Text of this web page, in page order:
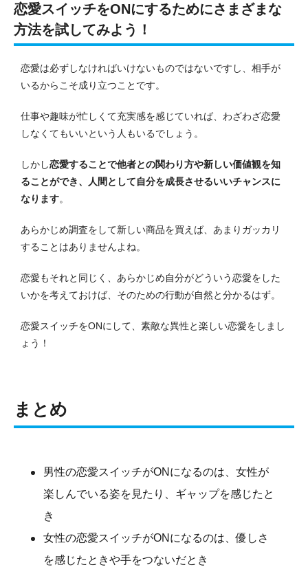
恋愛スイッチをONにするためにさまざまな
方法を試してみよう！
恋愛は必ずしなければいけないものではないですし、相手が
いるからこそ成り立つことです。
仕事や趣味が忙しくて充実感を感じていれば、わざわざ恋愛
しなくてもいいという人もいるでしょう。
しかし恋愛することで他者との関わり方や新しい価値観を知
ることができ、人間として自分を成長させるいいチャンスに
なります。
あらかじめ調査をして新しい商品を買えば、あまりガッカリ
することはありませんよね。
恋愛もそれと同じく、あらかじめ自分がどういう恋愛をした
いかを考えておけば、そのための行動が自然と分かるはず。
恋愛スイッチをONにして、素敵な異性と楽しい恋愛をしまし
ょう！
まとめ
男性の恋愛スイッチがONになるのは、女性が
楽しんでいる姿を見たり、ギャップを感じたと
き
女性の恋愛スイッチがONになるのは、優しさ
を感じたときや手をつないだとき